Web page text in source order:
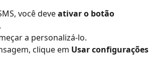
você deve ativar o botão
a personalizá-lo.
clique em Usar configurações